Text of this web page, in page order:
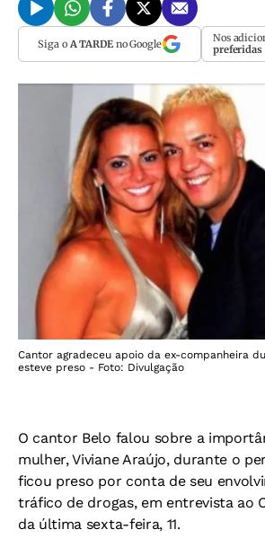
Siga o A TARDEno Google Nos
preferidas
Cantor agradeceu apoio da ex-companheira
esteve preso - Foto: Divulgação
O cantor Belo falou sobre a
mulher, Viviane Araújo, durante o
ficou preso por conta de seu
tráfico de drogas, em entrevista ao
da última sexta-feira, 11.